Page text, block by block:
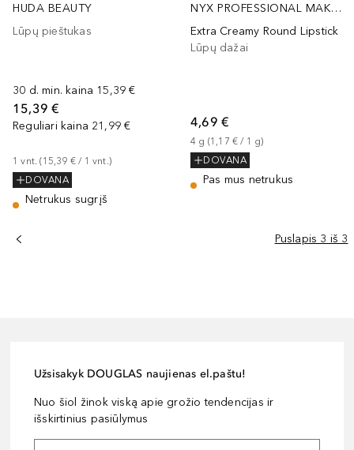
HUDA BEAUTY
Lūpų pieštukas
30 d. min. kaina 15,39 €
15,39 €
Reguliari kaina 21,99 €
1 vnt. (15,39 € / 1 vnt.)
DOVANA
Netrukus sugrįš
NYX PROFESSIONAL MAKEUP
Extra Creamy Round Lipstick
Lūpų dažai
4,69 €
4 g (1,17 € / 1 g)
DOVANA
Pas mus netrukus
Puslapis 3 iš 3
Užsisakyk DOUGLAS naujienas el.paštu!
Nuo šiol žinok viską apie grožio tendencijas ir
išskirtinius pasiūlymus